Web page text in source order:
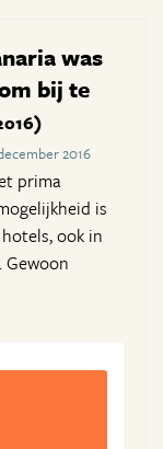
was
bij te
2016
prima
is
ook in